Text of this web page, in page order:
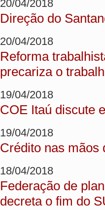
20/04/2018
Direção do
20/04/2018
Reforma
precariza o
19/04/2018
COE Itaú discute
19/04/2018
Crédito nas mãos
18/04/2018
Federação de
decreta o fim do